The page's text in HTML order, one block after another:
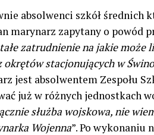
absolwenci szkół średnich
marynarz zapytany o powód
zatrudnienie na jakie może
okrętów stacjonujących w
jest absolwentem Zespołu
już w różnych jednostkach
służba wojskowa, nie
Wojenna”. Po wykonaniu